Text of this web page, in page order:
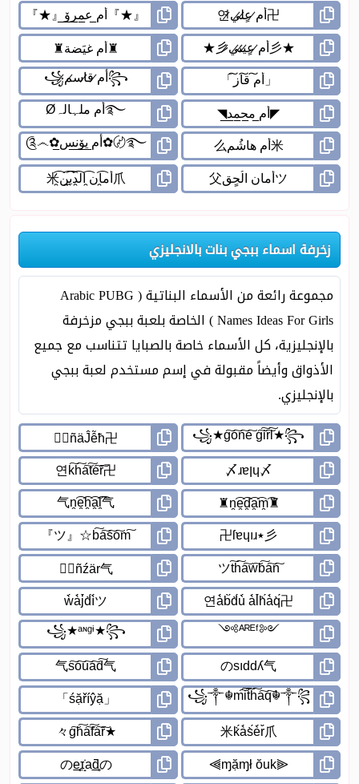
زخرفة اسماء ببجي بنات بالانجليزي
مجموعة رائعة من الأسماء البناتية ( Arabic PUBG
Names Ideas For Girls ) الخاصة بلعبة ببجي مزخرفة
بالإنجليزية، كل الأسماء خاصة بالصبايا تتناسب مع جميع
الأذواق وأيضاً مقبولة في إسم مستخدم لعبة ببجي
بالإنجليزي.